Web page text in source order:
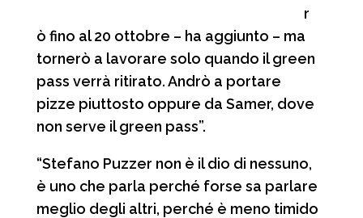
r
ò fino al 20 ottobre – ha aggiunto – ma
tornerò a lavorare solo quando il green
pass verrà ritirato. Andrò a portare
pizze piuttosto oppure da Samer, dove
non serve il green pass”.
“Stefano Puzzer non è il dio di nessuno,
è uno che parla perché forse sa parlare
meglio degli altri, perché è meno timido